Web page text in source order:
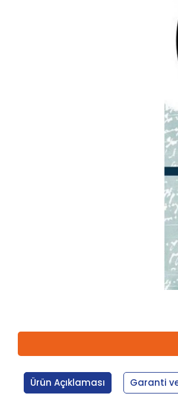
Ürün Açıklaması Garanti